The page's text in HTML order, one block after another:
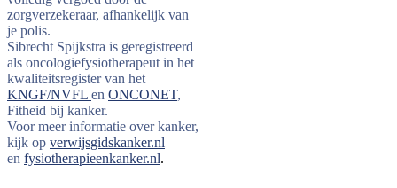
zorgverzekeraar, afhankelijk van
je polis.
Sibrecht Spijkstra is geregistreerd
als oncologiefysiotherapeut in het
kwaliteitsregister van het
KNGF/NVFL en ONCONET,
Fitheid bij kanker.
Voor meer informatie over kanker,
kijk op verwijsgidskanker.nl
en fysiotherapieenkanker.nl.